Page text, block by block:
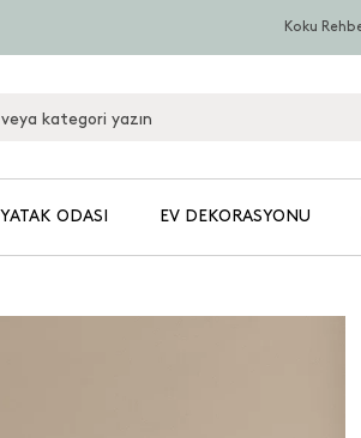
Koku
YATAK ODASI EV DEKORASYONU